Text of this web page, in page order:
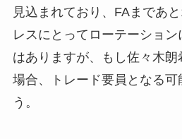
見込まれており、FAまであ
レスにとってローテーショ
はありますが、もし佐々木
場合、トレード要員となる可
う。